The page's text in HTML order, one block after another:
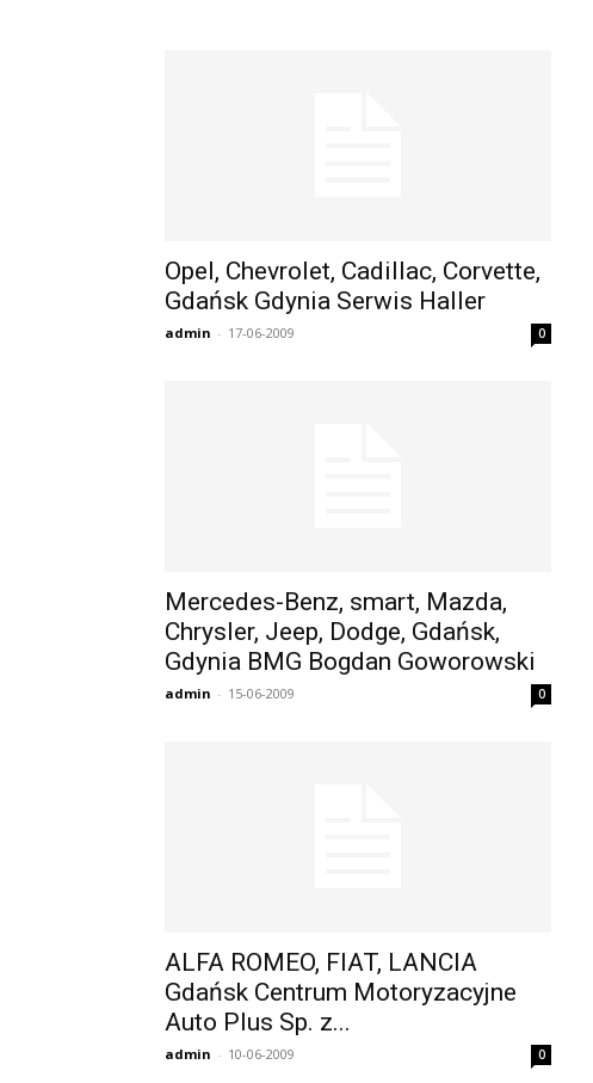
Opel, Chevrolet, Cadillac, Corvette,
Gdańsk Gdynia Serwis Haller
admin - 17-06-2009 0
Mercedes-Benz, smart, Mazda,
Chrysler, Jeep, Dodge, Gdańsk,
Gdynia BMG Bogdan Goworowski
admin - 15-06-2009 0
ALFA ROMEO, FIAT, LANCIA
Gdańsk Centrum Motoryzacyjne
Auto Plus Sp. z...
admin - 10-06-2009 0